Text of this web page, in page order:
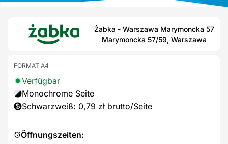
Żabka - Warszawa Marymoncka 57
Marymoncka 57/59, Warszawa
Öffnungszeiten:
FORMAT A4
Verfügbar
Monochrome Seite
Schwarzweiß: 0,79 zł brutto/Seite